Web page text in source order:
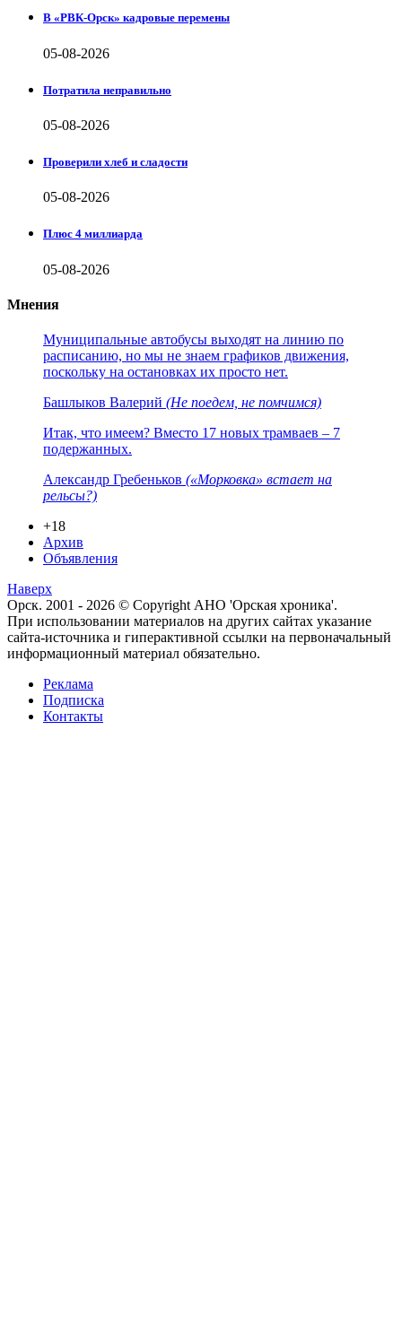
В «РВК-Орск» кадровые перемены
05-08-2026
Потратила неправильно
05-08-2026
Проверили хлеб и сладости
05-08-2026
Плюс 4 миллиарда
05-08-2026
Мнения
Муниципальные автобусы выходят на линию по
расписанию, но мы не знаем графиков движения,
поскольку на остановках их просто нет.
Башлыков Валерий (Не поедем, не помчимся)
Итак, что имеем? Вместо 17 новых трамваев – 7
подержанных.
Александр Гребеньков («Морковка» встает на
рельсы?)
+18
Архив
Объявления
Наверх
Орск. 2001 - 2026 © Copyright АНО 'Орская хроника'.
При использовании материалов на других сайтах указание
сайта-источника и гиперактивной ссылки на первоначальный
информационный материал обязательно.
Реклама
Подписка
Контакты